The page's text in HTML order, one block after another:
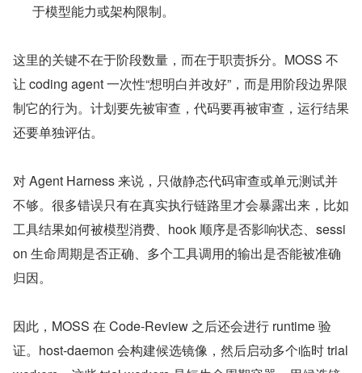
于模型能力或架构限制。
这里的关键不在于阶段数量，而在于职责拆分。MOSS 不
让 coding agent 一次性“想明白并改好”，而是用阶段边界限
制它的行为。计划要先被审查，代码要再被审查，运行结果
还要单独评估。
对 Agent Harness 来说，只做静态代码审查或单元测试并
不够。很多错误只有在真实执行链路里才会暴露出来，比如
工具结果如何被模型消费、hook 顺序是否影响状态、sessi
on 生命周期是否正确、多个工具调用的输出是否能被准确
归因。
因此，MOSS 在 Code-Review 之后还会进行 runtime 验
证。host-daemon 会构建候选镜像，然后启动多个临时 trial